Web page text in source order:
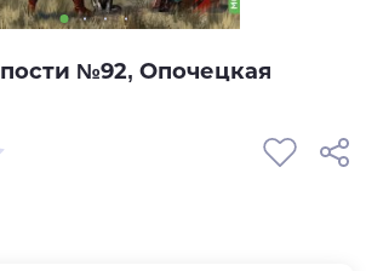
№92, Опочецкая